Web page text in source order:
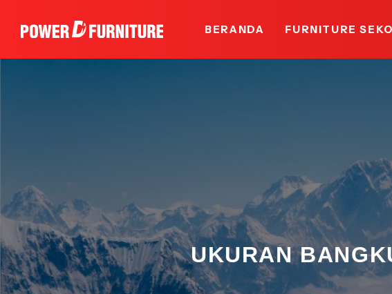
BERANDA FURNITURE
UKURAN